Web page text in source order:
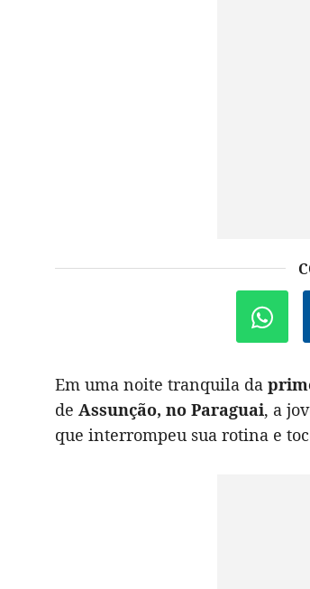
Em uma noite tranquila da
de Assunção, no Paraguai, a
que interrompeu sua rotina e